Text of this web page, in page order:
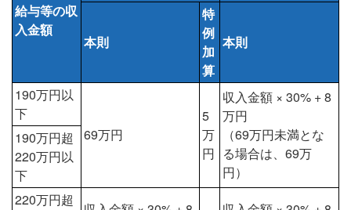
給与等の収
入金額
本則
特
例
加
算
本則
190万円以
下
69万円
5
万
円
収入金額 × 30% + 8
万円
（69万円未満とな
る場合は、69万
円）
190万円超
220万円以
下
220万円超